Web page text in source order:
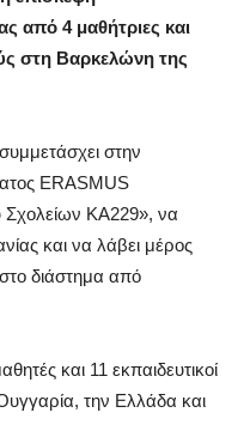
από 4 μαθήτριες και
στη Βαρκελώνη της
στην
ERASMUS
Σχολείων ΚΑ229», να
και να λάβει μέρος
διάστημα από
και 11 εκπαιδευτικοί
την Ελλάδα και